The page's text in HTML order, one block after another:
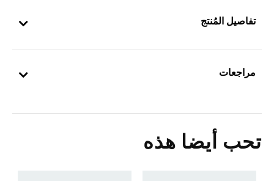
تفاصيل المُنتج
مراجعات
تحب أيضا هذه